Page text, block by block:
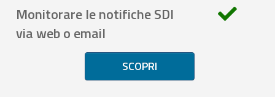
Monitorare le notifiche SDI
via web o email
SCOPRI